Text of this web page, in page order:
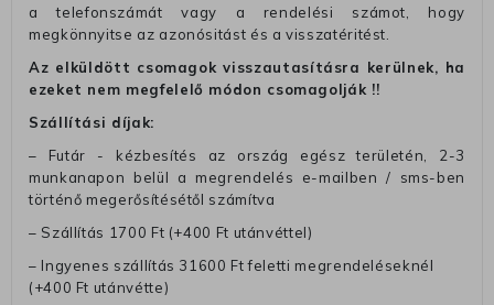
a telefonszámát vagy a rendelési számot, hogy
megkönnyitse az azonósitást és a visszatéritést.
Az elküldött csomagok visszautasításra kerülnek, ha
ezeket nem megfelelő módon csomagolják !!
Szállítási díjak:
– Futár - kézbesítés az ország egész területén, 2-3
munkanapon belül a megrendelés e-mailben / sms-ben
történő megerősítésétől számítva
– Szállítás 1700 Ft (+400 Ft utánvéttel)
– Ingyenes szállítás 31600 Ft feletti megrendeléseknél
(+400 Ft utánvétte)